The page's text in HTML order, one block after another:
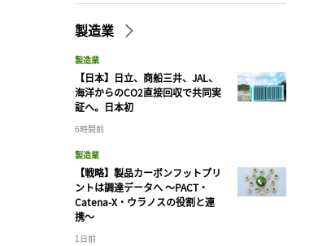
製造業
製造業
【日本】日立、商船三井、JAL、
海洋からのCO2直接回収で共同実
証へ。日本初
6時間前
製造業
【戦略】製品カーボンフットプリ
ントは調達データへ 〜PACT・
Catena-X・ウラノスの役割と連
携〜
1日前